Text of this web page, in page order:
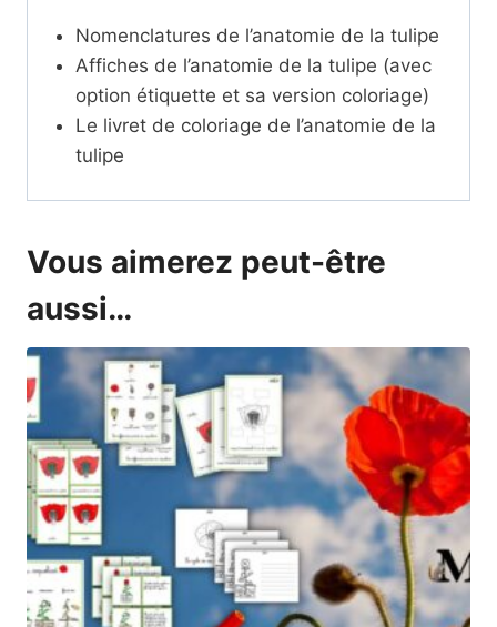
Nomenclatures de l’anatomie de la tulipe
Affiches de l’anatomie de la tulipe (avec
option étiquette et sa version coloriage)
Le livret de coloriage de l’anatomie de la
tulipe
Vous aimerez peut-être
aussi…